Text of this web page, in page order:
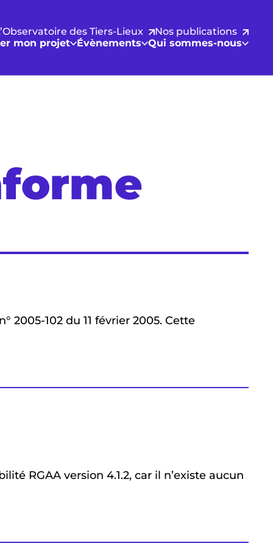
des Tiers-Lieux
Nos publications
mon projet Évènements Qui sommes-nous
2005-102 du 11 février 2005. Cette
RGAA version 4.1.2, car il n’existe aucun